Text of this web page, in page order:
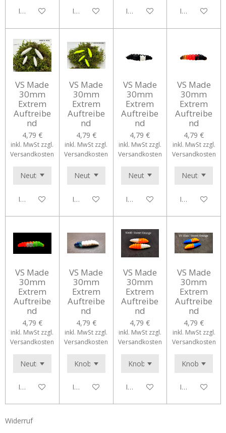
In den WarenkorbIn den WarenkorbIn den WarenkorbIn den
VS Made
30mm
Extrem
Auftreibe
nd
4,79 €
inkl. MwSt zzgl.
Versandkosten
In den Warenkorb
VS Made
30mm
Extrem
Auftreibe
nd
4,79 €
inkl. MwSt zzgl.
Versandkosten
In den Warenkorb
VS Made
30mm
Extrem
Auftreibe
nd
4,79 €
inkl. MwSt zzgl.
Versandkosten
In den Warenkorb
VS Made
30mm
Extrem
Auftreibe
nd
4,79 €
inkl. MwSt zzgl.
Versandkosten
In den
VS Made
30mm
Extrem
Auftreibe
nd
4,79 €
inkl. MwSt zzgl.
Versandkosten
In den Warenkorb
VS Made
30mm
Extrem
Auftreibe
nd
4,79 €
inkl. MwSt zzgl.
Versandkosten
In den Warenkorb
VS Made
30mm
Extrem
Auftreibe
nd
4,79 €
inkl. MwSt zzgl.
Versandkosten
In den Warenkorb
VS Made
30mm
Extrem
Auftreibe
nd
4,79 €
inkl. MwSt zzgl.
Versandkosten
In den
Widerruf